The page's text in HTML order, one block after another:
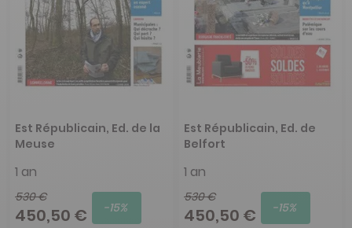
Est Républicain, Ed. de la
Meuse
1 an
530 €
450,50 € -15%
Est Républicain, Ed. de
Belfort
1 an
530 €
450,50 € -15%